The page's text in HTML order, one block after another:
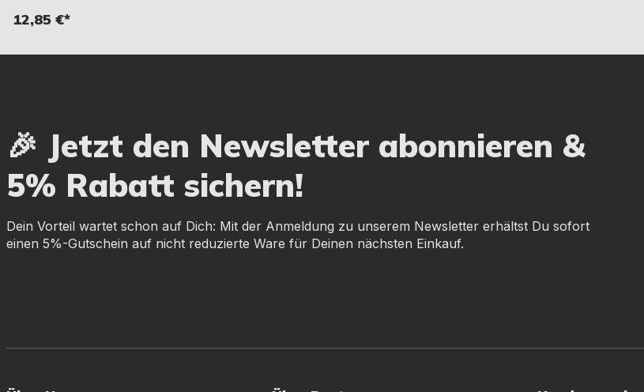
12,85 €*
🎉 Jetzt den Newsletter abonnieren &
5% Rabatt sichern!
Dein Vorteil wartet schon auf Dich: Mit der Anmeldung zu unserem Newsletter erhältst Du sofort
einen 5%-Gutschein auf nicht reduzierte Ware für Deinen nächsten Einkauf.